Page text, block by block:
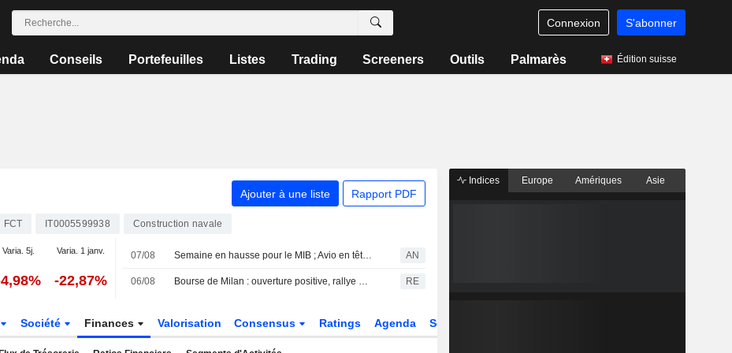
Connexion S'abonner
Conseils Portefeuilles Listes Trading Screeners Outils Palmarès Édition suisse
Ajouter à une liste Rapport PDF
FCT IT0005599938 Construction navale
Varia. 5j. Varia. 1 janv.
-22,87%
07/08 Semaine en hausse pour le MIB ; Avio en tête, Stellantis à la traîne AN
06/08 Bourse de Milan : ouverture positive, rallye des banques sur les semestriels, DoValue s'effondre RE
Société Finances Valorisation Consensus Ratings Agenda Secteur
Indices Europe Amériques Asie